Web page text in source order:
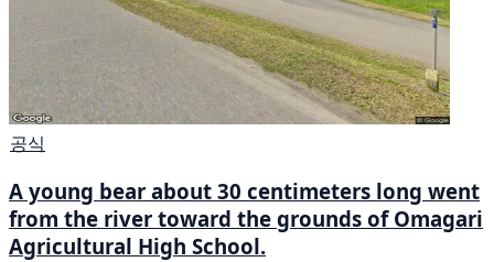
공식
A young bear about 30 centimeters long went
from the river toward the grounds of Omagari
Agricultural High School.